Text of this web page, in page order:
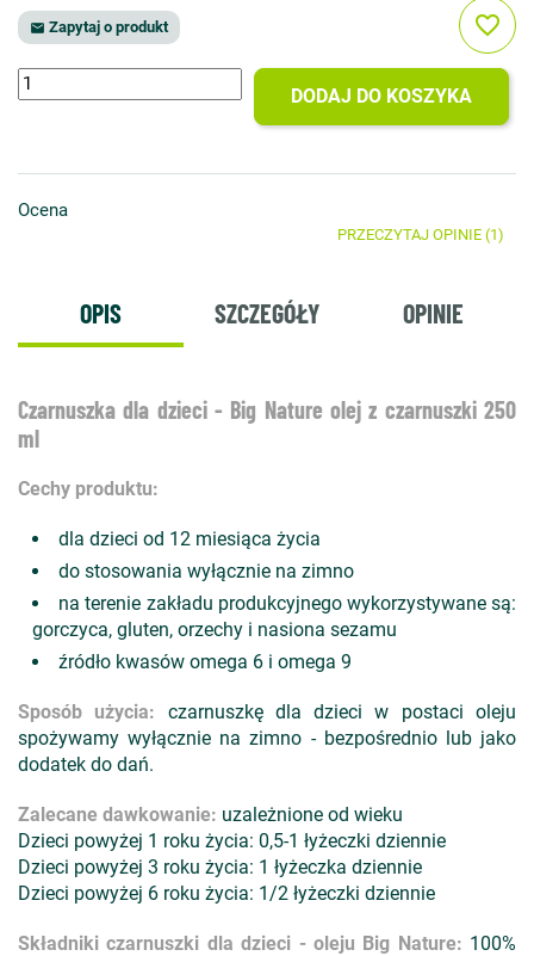
 Zapytaj o produkt
DODAJ DO KOSZYKA
favorite_border
Ocena
PRZECZYTAJ OPINIE (1)
OPIS SZCZEGÓŁY OPINIE
Czarnuszka dla dzieci - Big Nature olej z czarnuszki 250
ml
Cechy produktu:
dla dzieci od 12 miesiąca życia
do stosowania wyłącznie na zimno
na terenie zakładu produkcyjnego wykorzystywane są:
gorczyca, gluten, orzechy i nasiona sezamu
źródło kwasów omega 6 i omega 9
Sposób użycia: czarnuszkę dla dzieci w postaci oleju
spożywamy wyłącznie na zimno - bezpośrednio lub jako
dodatek do dań.
Zalecane dawkowanie: uzależnione od wieku
Dzieci powyżej 1 roku życia: 0,5-1 łyżeczki dziennie
Dzieci powyżej 3 roku życia: 1 łyżeczka dziennie
Dzieci powyżej 6 roku życia: 1/2 łyżeczki dziennie
Składniki czarnuszki dla dzieci - oleju Big Nature: 100%